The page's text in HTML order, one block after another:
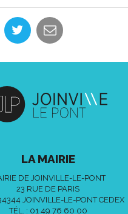
LA MAIRIE
DE JOINVILLE-LE-PONT
23 RUE DE PARIS
JOINVILLE-LE-PONT CEDEX
TÉL. : 01 49 76 60 00